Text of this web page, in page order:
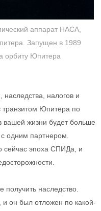
аппарат НАСА,
Запущен в 1989
орбиту Юпитера
налогов и
транзитом Юпитера по
вашей жизни будет больше
одним партнером.
сейчас эпоха СПИДа, и
получить наследство.
он был отложен по какой-